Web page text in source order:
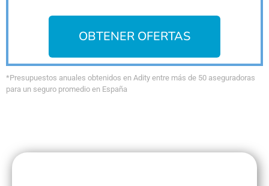
OBTENER OFERTAS
*Presupuestos anuales obtenidos en Adity entre más de 50 aseguradoras
para un seguro promedio en España